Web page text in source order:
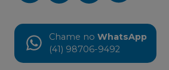
Chame no WhatsApp
(41) 98706-9492